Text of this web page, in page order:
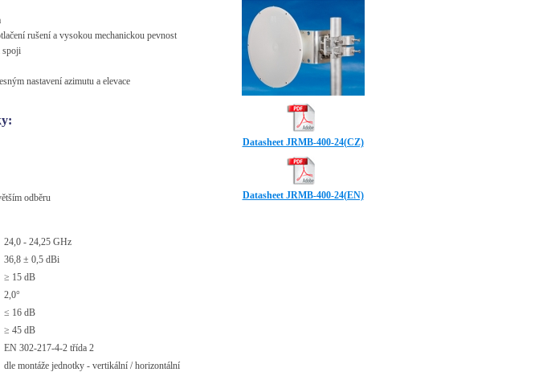
Datasheet JRMB-400-24(CZ)
Datasheet JRMB-400-24(EN)
rušení a vysokou mechanickou pevnost
spoji
nastavení azimutu a elevace
odběru
24,0 - 24,25 GHz
36,8 ± 0,5 dBi
≥ 15 dB
2,0°
≤ 16 dB
≥ 45 dB
EN 302-217-4-2 třída 2
dle montáže jednotky - vertikální / horizontální